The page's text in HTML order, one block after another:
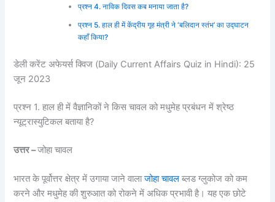
प्रश्न 4. नाविक दिवस कब मनाया जाता है?
प्रश्न 5. हाल ही में केंद्रीय गृह मंत्री ने ‘बलिदान स्तंभ’ का उद्घाटन
कहाँ किया?
डेली करेंट अफेयर्स क्विज (Daily Current Affairs Quiz in Hindi): 25
जून 2023
प्रश्न 1. हाल ही में वैज्ञानिकों ने किस चावल को मधुमेह प्रबंधन में श्रेष्ठ
न्यूट्रास्युटिकल बताया है?
उत्तर –जोहा चावल
भारत के पूर्वोत्तर क्षेत्र में उगाया जाने वालाजोहा चावल ब्लड ग्लुकोज को कम
करने और मधुमेह की शुरुआत को रोकने में अधिक प्रभावी है। यह एक छोटे